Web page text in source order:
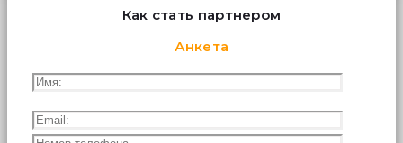
Как стать партнером
Анкета